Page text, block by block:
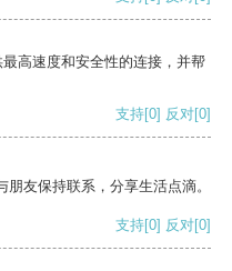
高速度和安全性的连接，并帮
支持[0] 反对[0]
友保持联系，分享生活点滴。
支持[0] 反对[0]